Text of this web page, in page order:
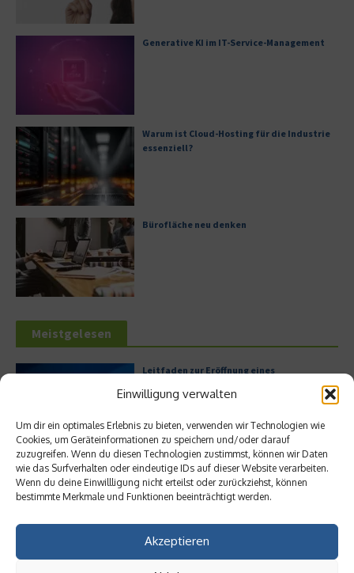
Einwilligung verwalten
Um dir ein optimales Erlebnis zu bieten, verwenden wir Technologien wie
Cookies, um Geräteinformationen zu speichern und/oder darauf
zuzugreifen. Wenn du diesen Technologien zustimmst, können wir Daten
wie das Surfverhalten oder eindeutige IDs auf dieser Website verarbeiten.
Wenn du deine Einwillligung nicht erteilst oder zurückziehst, können
bestimmte Merkmale und Funktionen beeinträchtigt werden.
Akzeptieren
Generative KI im IT-Service-Management
Warum ist Cloud-Hosting für die Industrie
essenziell?
Bürofläche neu denken
Meistgelesen
Leitfaden zur Eröffnung eines
Geschäftskontos für kleine Unternehmen
Hilton Worldwide: Eine Ikone der globalen
Hotellerie im Wandel der Zeit
Digitalisierung als Wettbewerbsvorteil